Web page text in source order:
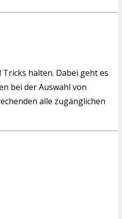
halten. Dabei geht es
bei der Auswahl von
alle zugänglichen